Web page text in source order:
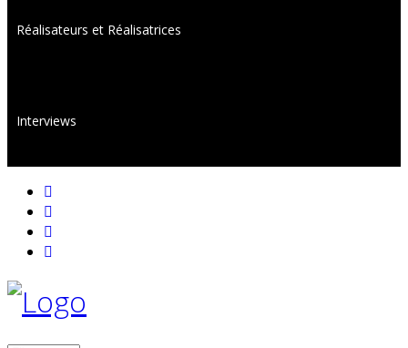
Réalisateurs et Réalisatrices
Interviews